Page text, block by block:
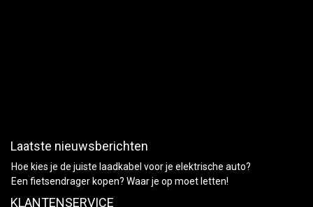
Laatste nieuwsberichten
Hoe kies je de juiste laadkabel voor je elektrische auto?
Een fietsendrager kopen? Waar je op moet letten!
KLANTENSERVICE